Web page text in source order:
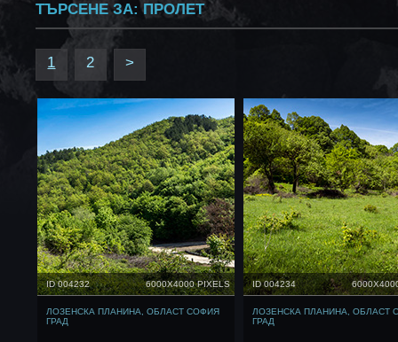
ТЪРСЕНЕ ЗА:ПРОЛЕТ
1 2 >
ID 004232 6000X4000 PIXELS
ЛОЗЕНСКА ПЛАНИНА, ОБЛАСТ СОФИЯ
ГРАД
ID 004234
ЛОЗЕНСКА ПЛАНИНА, ОБЛАСТ
ГРАД